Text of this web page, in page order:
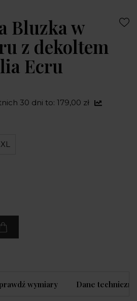
Bluzka w
z dekoltem
Ecru
30 dni to: 179,00 zł
XL
wymiary Dane techniczne